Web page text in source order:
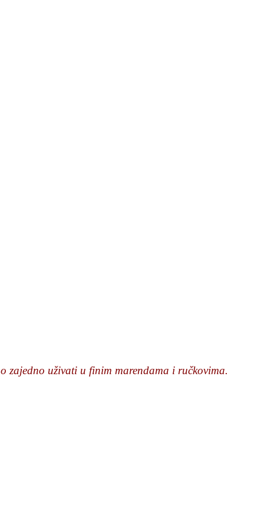
zajedno uživati u finim marendama i ručkovima.